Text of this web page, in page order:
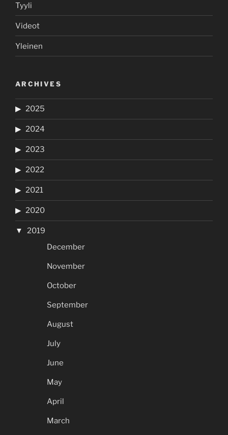
Tyyli
Videot
Yleinen
ARCHIVES
2025
2024
2023
2022
2021
2020
2019
December
November
October
September
August
July
June
May
April
March